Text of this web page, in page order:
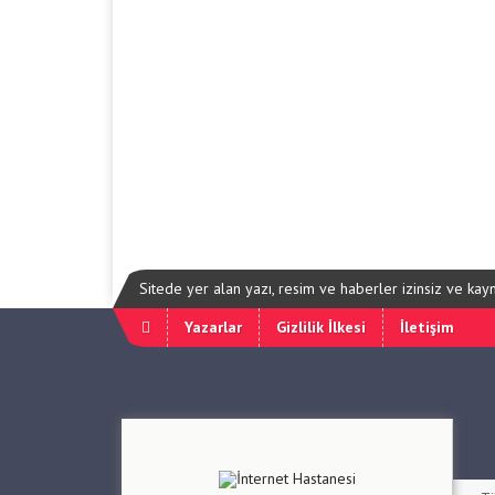
Sitede yer alan yazı, resim ve haberler izinsiz ve
Yazarlar
Gizlilik İlkesi İletişim